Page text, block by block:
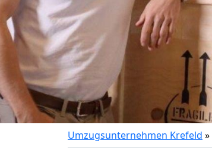
Umzugsunternehmen Krefeld »